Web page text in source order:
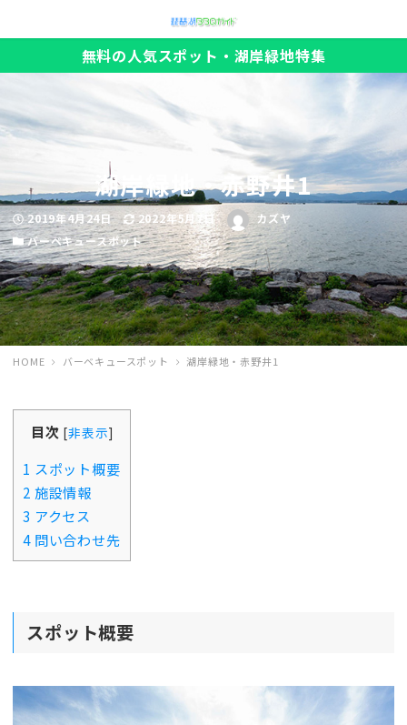
無料の人気スポット・湖岸緑地特集
湖岸緑地・赤野井1
投稿日
2019年4月24日 更新日
2022年5月7日 著者 カズヤ
カテゴリー
バーベキュースポット
HOME バーベキュースポット 湖岸緑地・赤野井1
目次 [非表示]
1 スポット概要
2 施設情報
3 アクセス
4問い合わせ先
スポット概要